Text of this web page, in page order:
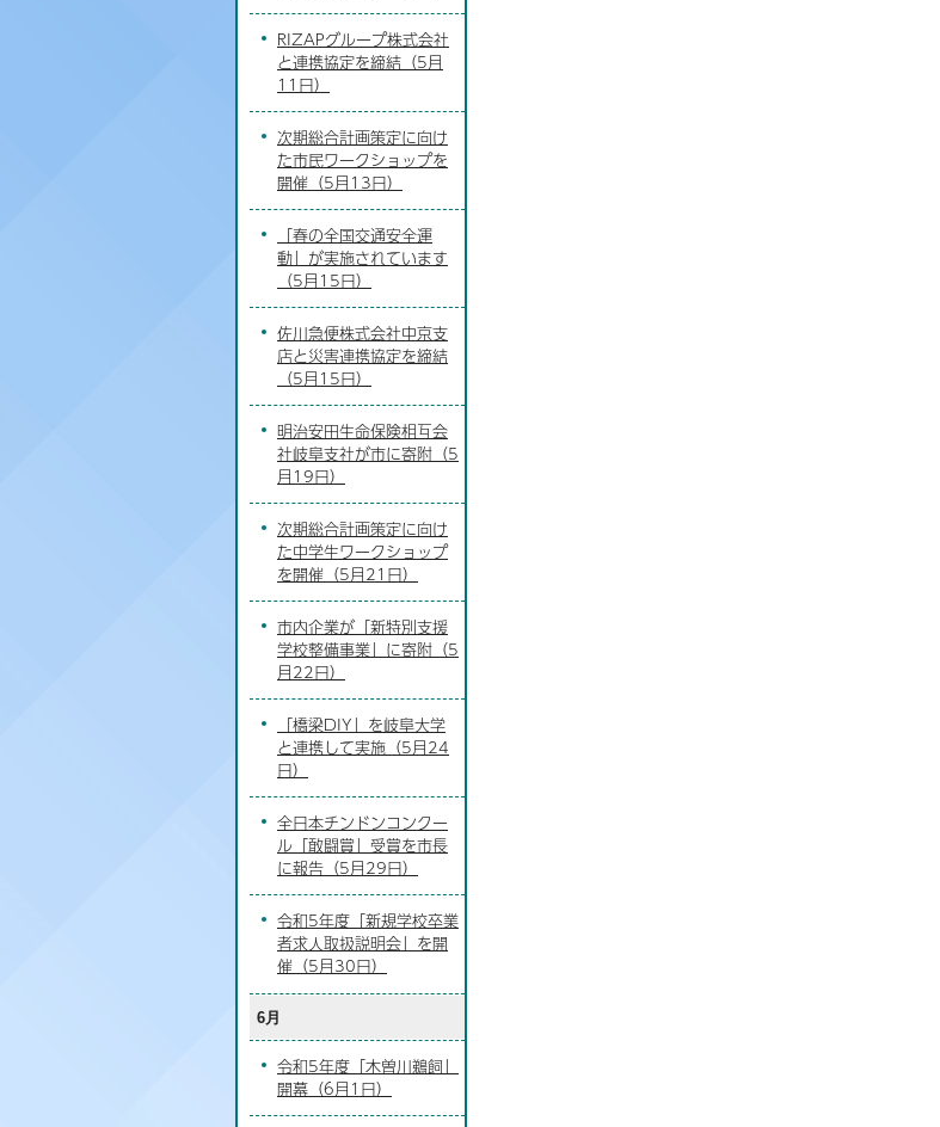
RIZAPグループ株式会社
と連携協定を締結（5月
11日）
次期総合計画策定に向け
た市民ワークショップを
開催（5月13日）
「春の全国交通安全運
動」が実施されています
（5月15日）
佐川急便株式会社中京支
店と災害連携協定を締結
（5月15日）
明治安田生命保険相互会
社岐阜支社が市に寄附（5
月19日）
次期総合計画策定に向け
た中学生ワークショップ
を開催（5月21日）
市内企業が「新特別支援
学校整備事業」に寄附（5
月22日）
「橋梁DIY」を岐阜大学
と連携して実施（5月24
日）
全日本チンドンコンクー
ル「敢闘賞」受賞を市長
に報告（5月29日）
令和5年度「新規学校卒業
者求人取扱説明会」を開
催（5月30日）
6月
令和5年度「木曽川鵜飼」
開幕（6月1日）